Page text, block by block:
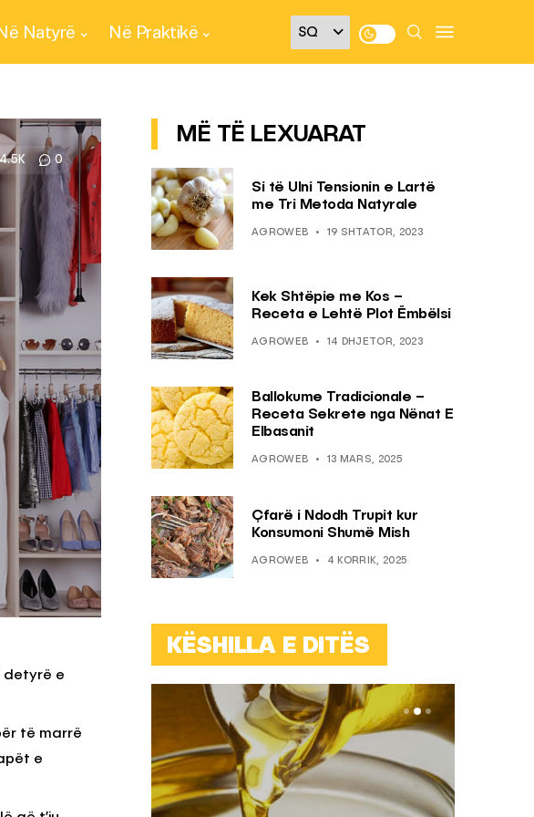
Natyrë Në Praktikë
4.5K 0
detyrë e
të marrë
e
MË TË LEXUARAT
Si të Ulni Tensionin e Lartë
me Tri Metoda Natyrale
AGROWEB 19 SHTATOR, 2023
Kek Shtëpie me Kos –
Receta e Lehtë Plot Ëmbëlsi
AGROWEB 14 DHJETOR, 2023
Ballokume Tradicionale –
Receta Sekrete nga Nënat E
Elbasanit
AGROWEB 13 MARS, 2025
Çfarë i Ndodh Trupit kur
Konsumoni Shumë Mish
AGROWEB 4 KORRIK, 2025
KËSHILLA E DITËS